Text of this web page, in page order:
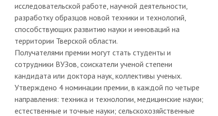
исследовательской работе, научной деятельности,
разработку образцов новой техники и технологий,
способствующих развитию науки и инноваций на
территории Тверской области.
Получателями премии могут стать студенты и
сотрудники ВУЗов, соискатели ученой степени
кандидата или доктора наук, коллективы ученых.
Утверждено 4 номинации премии, в каждой по четыре
направления: техника и технологии, медицинские науки;
естественные и точные науки; сельскохозяйственные